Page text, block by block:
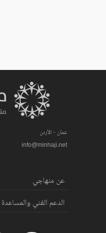
عمان - الأردن
info@minhaji.net
عن منهاجي
الدعم الفني والمساعدة